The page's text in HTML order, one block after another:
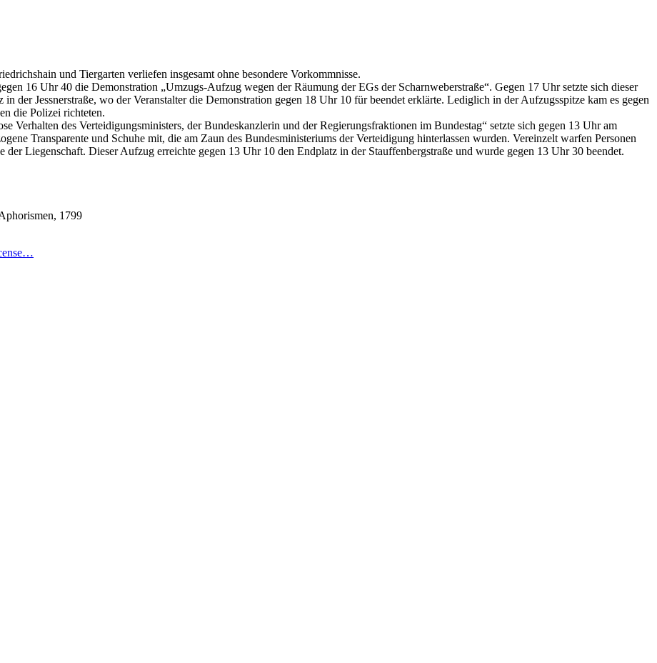
und Tiergarten verliefen insgesamt ohne besondere Vorkommnisse.
16 Uhr 40 die Demonstration „Umzugs-Aufzug wegen der Räumung der EGs der Scharnweberstraße“. Gegen 17 Uhr setzte sich dieser
der Jessnerstraße, wo der Veranstalter die Demonstration gegen 18 Uhr 10 für beendet erklärte. Lediglich in der Aufzugsspitze kam es gegen
die Polizei richteten.
Verhalten des Verteidigungsministers, der Bundeskanzlerin und der Regierungsfraktionen im Bundestag“ setzte sich gegen 13 Uhr am
Transparente und Schuhe mit, die am Zaun des Bundesministeriums der Verteidigung hinterlassen wurden. Vereinzelt warfen Personen
der Liegenschaft. Dieser Aufzug erreichte gegen 13 Uhr 10 den Endplatz in der Stauffenbergstraße und wurde gegen 13 Uhr 30 beendet.
1799